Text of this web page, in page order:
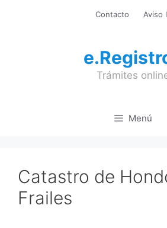
Contacto Aviso
Trámites
Menú
Catastro de
Frailes